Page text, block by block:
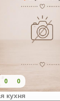
0 0
кухня